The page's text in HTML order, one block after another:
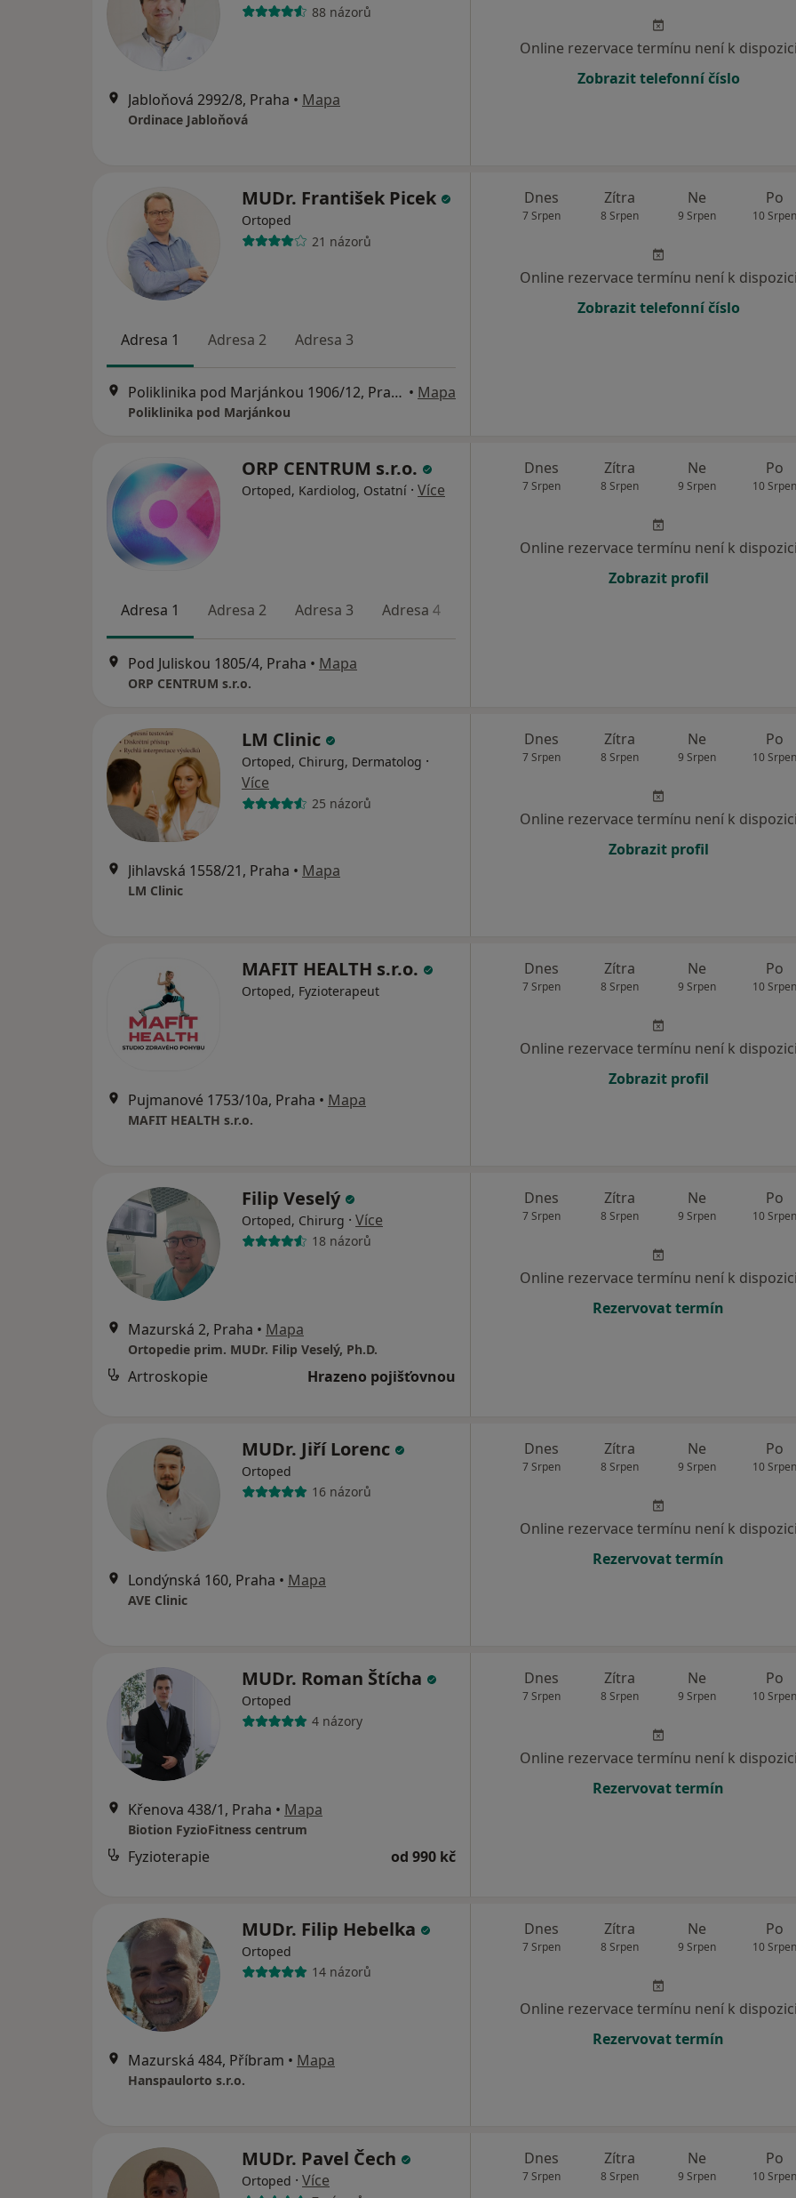
88 názorů
Jabloňová 2992/8, Praha • Mapa
Ordinace Jabloňová
Online rezervace termínu není k dispozici
Zobrazit telefonní číslo
MUDr. František Picek
Ortoped
21 názorů
Adresa 1 Adresa 2 Adresa 3
Poliklinika pod Marjánkou 1906/12, Praha • Mapa
Poliklinika pod Marjánkou
Dnes
7 Srpen
Zítra
8 Srpen
Ne
9 Srpen
Po
10 Srpen
Online rezervace termínu není k dispozici
Zobrazit telefonní číslo
ORP CENTRUM s.r.o.
Ortoped, Kardiolog, Ostatní · Více
Adresa 1 Adresa 2 Adresa 3 Adresa 4
Pod Juliskou 1805/4, Praha • Mapa
ORP CENTRUM s.r.o.
Dnes
7 Srpen
Zítra
8 Srpen
Ne
9 Srpen
Po
10 Srpen
Online rezervace termínu není k dispozici
Zobrazit profil
LM Clinic
Ortoped, Chirurg, Dermatolog ·
Více
25 názorů
Jihlavská 1558/21, Praha • Mapa
LM Clinic
Dnes
7 Srpen
Zítra
8 Srpen
Ne
9 Srpen
Po
10 Srpen
Online rezervace termínu není k dispozici
Zobrazit profil
MAFIT HEALTH s.r.o.
Ortoped, Fyzioterapeut
Pujmanové 1753/10a, Praha • Mapa
MAFIT HEALTH s.r.o.
Dnes
7 Srpen
Zítra
8 Srpen
Ne
9 Srpen
Po
10 Srpen
Online rezervace termínu není k dispozici
Zobrazit profil
Filip Veselý
Ortoped, Chirurg · Více
18 názorů
Mazurská 2, Praha • Mapa
Ortopedie prim. MUDr. Filip Veselý, Ph.D.
Artroskopie Hrazeno pojišťovnou
Dnes
7 Srpen
Zítra
8 Srpen
Ne
9 Srpen
Po
10 Srpen
Online rezervace termínu není k dispozici
Rezervovat termín
MUDr. Jiří Lorenc
Ortoped
16 názorů
Londýnská 160, Praha • Mapa
AVE Clinic
Dnes
7 Srpen
Zítra
8 Srpen
Ne
9 Srpen
Po
10 Srpen
Online rezervace termínu není k dispozici
Rezervovat termín
MUDr. Roman Štícha
Ortoped
4 názory
Křenova 438/1, Praha • Mapa
Biotion FyzioFitness centrum
Fyzioterapie od 990 kč
Dnes
7 Srpen
Zítra
8 Srpen
Ne
9 Srpen
Po
10 Srpen
Online rezervace termínu není k dispozici
Rezervovat termín
MUDr. Filip Hebelka
Ortoped
14 názorů
Mazurská 484, Příbram • Mapa
Hanspaulorto s.r.o.
Dnes
7 Srpen
Zítra
8 Srpen
Ne
9 Srpen
Po
10 Srpen
Online rezervace termínu není k dispozici
Rezervovat termín
MUDr. Pavel Čech
Ortoped · Více
Dnes
7 Srpen
Zítra
8 Srpen
Ne
9 Srpen
Po
10 Srpen